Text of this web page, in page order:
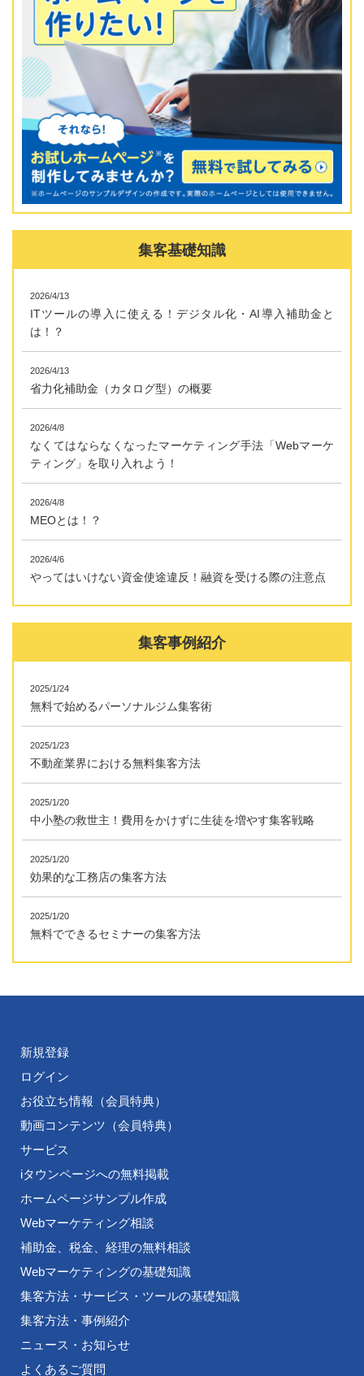
集客基礎知識
2026/4/13
ITツールの導入に使える！デジタル化・AI導入補助金と
は！？
2026/4/13
省力化補助金（カタログ型）の概要
2026/4/8
なくてはならなくなったマーケティング手法「Webマーケ
ティング」を取り入れよう！
2026/4/8
MEOとは！？
2026/4/6
やってはいけない資金使途違反！融資を受ける際の注意点
集客事例紹介
2025/1/24
無料で始めるパーソナルジム集客術
2025/1/23
不動産業界における無料集客方法
2025/1/20
中小塾の救世主！費用をかけずに生徒を増やす集客戦略
2025/1/20
効果的な工務店の集客方法
2025/1/20
無料でできるセミナーの集客方法
新規登録
ログイン
お役立ち情報（会員特典）
動画コンテンツ（会員特典）
サービス
iタウンページへの無料掲載
ホームページサンプル作成
Webマーケティング相談
補助金、税金、経理の無料相談
Webマーケティングの基礎知識
集客方法・サービス・ツールの基礎知識
集客方法・事例紹介
ニュース・お知らせ
よくあるご質問